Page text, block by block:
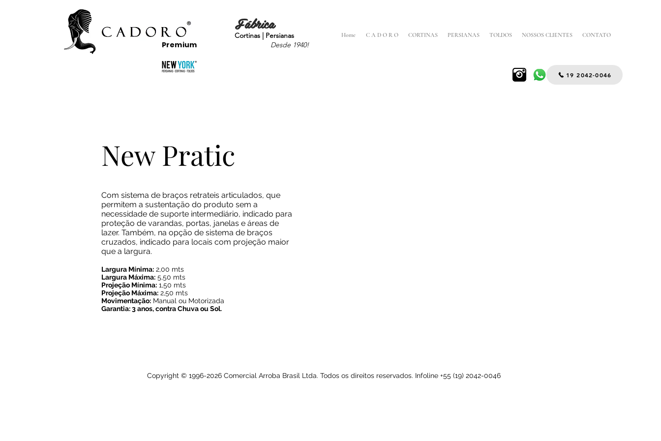
Premium
Cortinas | Persianas
Fábrica
Desde 1940!
Home C A D O R O CORTINAS PERSIANAS TOLDOS NOSSOS CLIENTES CONTATO
19 2042-0046
New Pratic
Com sistema de braços retrateis articulados, que
permitem a sustentação do produto sem a
necessidade de suporte intermediário, indicado para
proteção de varandas, portas, janelas e áreas de
lazer. Também, na opção de sistema de braços
cruzados, indicado para locais com projeção maior
que a largura.
Largura Mínima: 2,00 mts
Largura Máxima: 5,50 mts
Projeção Mínima: 1,50 mts
Projeção Máxima: 2,50 mts
Movimentação: Manual ou Motorizada
Garantia: 3 anos, contra Chuva ou Sol.
Copyright © 1996-2026 Comercial Arroba Brasil Ltda. Todos os direitos reservados. Infoline +55 (19) 2042-0046